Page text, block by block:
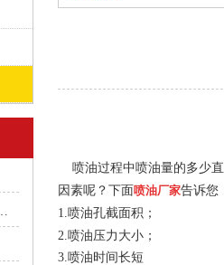
着不良快用附着力促进剂
喷油过程中喷油量的多少直
因素呢？下面喷油厂家告诉您
1.喷油孔截面积；
2.喷油压力大小；
3.喷油时间长短